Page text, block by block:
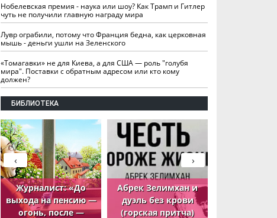
Нобелевская премия - наука или шоу? Как Трамп и Гитлер
чуть не получили главную награду мира
Лувр ограбили, потому что Франция бедна, как церковная
мышь - деньги ушли на Зеленского
«Томагавки» не для Киева, а для США — роль "голубя
мира". Поставки с обратным адресом или кто кому
должен?
БИБЛИОТЕКА
Журналист: «До
выхода на пенсию —
огонь, после —
Абрек Зелимхан и
дуэль без крови
(горская притча)
›
‹